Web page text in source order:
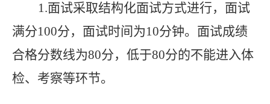
1.面试采取结构化面试方式进行，面试
满分100分，面试时间为10分钟。 面试成绩
合格分数线为80分， 低于80分的不能进入体
检、考察等环节。